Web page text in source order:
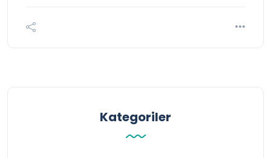
Kategoriler